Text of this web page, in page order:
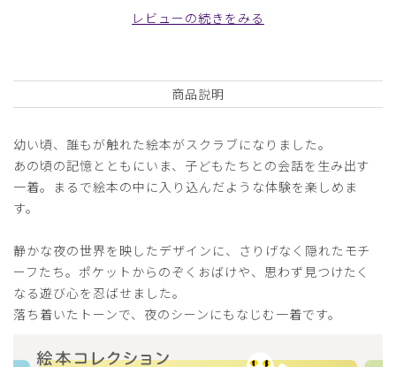
R91Scrub Canvas Club:ねないこだれだスクラブ
トップス(男女兼用)/ライトグレー/XS
ユッキー様
購入確認済み
2026-07-26
サイズ感 小さめ
大きめ
ストレッチ感 よく伸びる
伸びない
厚さとても薄い 厚い
脱ぎ着が大変
やっぱりファスナー付きが良いです
レビューの続きをみる
商品説明
幼い頃、誰もが触れた絵本がスクラブになりました。
あの頃の記憶とともにいま、子どもたちとの会話を生み出す
一着。まるで絵本の中に入り込んだような体験を楽しめま
す。
静かな夜の世界を映したデザインに、さりげなく隠れたモチ
ーフたち。ポケットからのぞくおばけや、思わず見つけたく
なる遊び心を忍ばせました。
落ち着いたトーンで、夜のシーンにもなじむ一着です。